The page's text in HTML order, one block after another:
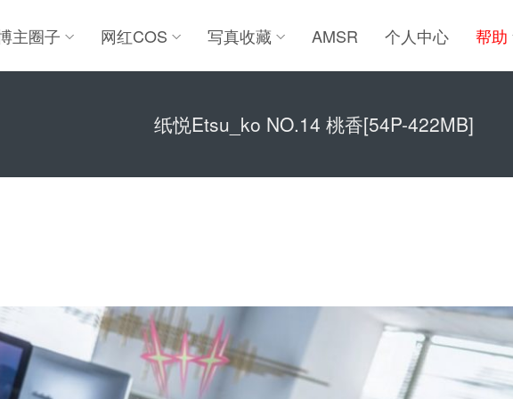
主圈子 网红COS 写真收藏 AMSR 个人中心 帮助
纸悦Etsu_ko NO.14 桃香[54P-422MB]